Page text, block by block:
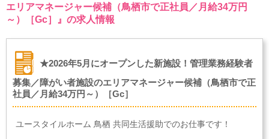
エリアマネージャー候補（鳥栖市で正社員／月給34万円
～）［Gc］』の求人情報
★2026年5月にオープンした新施設！管理業務経験者
募集／障がい者施設のエリアマネージャー候補（鳥栖市で正
社員／月給34万円～）［Gc］
ユースタイルホーム 鳥栖 共同生活援助でのお仕事です！